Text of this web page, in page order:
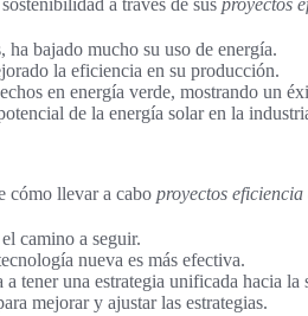
a través de sus proyectos
ha bajado mucho su uso de energía.
la eficiencia en su producción.
en energía verde, mostrando un
de la energía solar en la
cómo llevar a cabo proyectos eficiencia
camino a seguir.
nueva es más efectiva.
tener una estrategia unificada hacia la
mejorar y ajustar las estrategias.